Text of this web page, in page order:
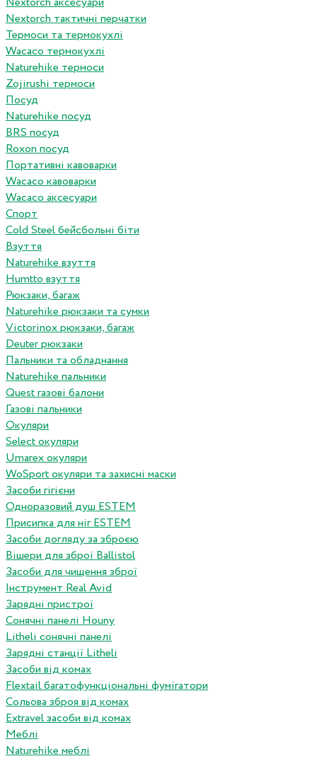
Nextorch тактичні перчатки
Термоси та термокухлі
Wacaco термокухлі
Naturehike термоси
Zojirushi термоси
Посуд
Naturehike посуд
BRS посуд
Roxon посуд
Портативні кавоварки
Wacaco кавоварки
Wacaco аксесуари
Спорт
Cold Steel бейсбольні біти
Взуття
Naturehike взуття
Humtto взуття
Рюкзаки, багаж
Naturehike рюкзаки та сумки
Victorinox рюкзаки, багаж
Deuter рюкзаки
Пальники та обладнання
Naturehike пальники
Quest газові балони
Газові пальники
Окуляри
Select окуляри
Umarex окуляри
WoSport окуляри та захисні маски
Засоби гігієни
Одноразовий душ ESTEM
Присипка для ніг ESTEM
Засоби догляду за зброєю
Вішери для зброї Ballistol
Засоби для чищення зброї
Інструмент Real Avid
Зарядні пристрої
Сонячні панелі Houny
Litheli сонячні панелі
Зарядні станції Litheli
Засоби від комах
Flextail багатофункціональні фумігатори
Сольова зброя від комах
Extravel засоби від комах
Меблі
Naturehike меблі